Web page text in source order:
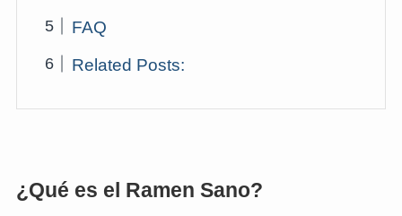
FAQ
Related Posts:
¿Qué es el Ramen Sano?